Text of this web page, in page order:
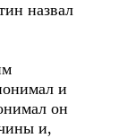
назвал
и
он
и,